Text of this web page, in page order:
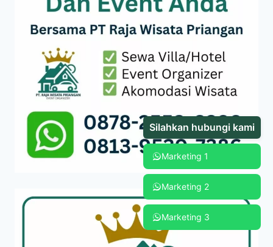
Silahkan hubungi kami
Marketing 1
Marketing 2
Marketing 3